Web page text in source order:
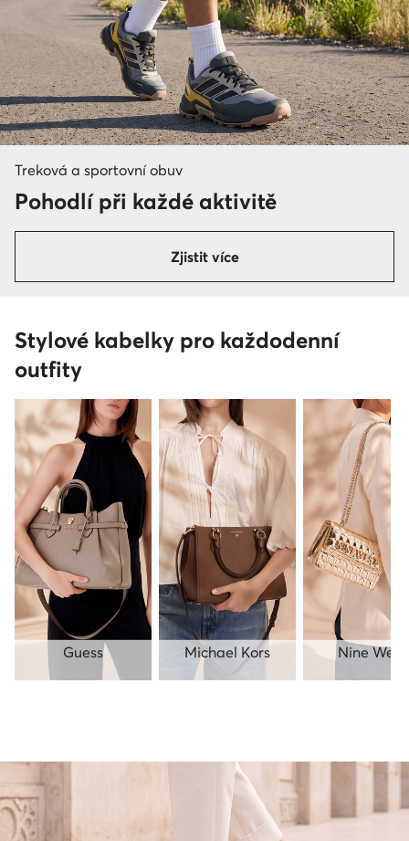
Treková a sportovní obuv
Pohodlí při každé aktivitě
Zjistit více
Stylové kabelky pro každodenní
outfity
Guess Michael Kors Nine West